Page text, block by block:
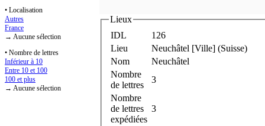
• Localisation
Autres
France
→ Aucune sélection
• Nombre de lettres
Inférieur à 10
Entre 10 et 100
100 et plus
→ Aucune sélection
Lieux
IDL
126
Lieu
Neuchâtel [Ville] (Suisse)
Nom
Neuchâtel
Nombre
de lettres
3
Nombre
de lettres
expédiées
3